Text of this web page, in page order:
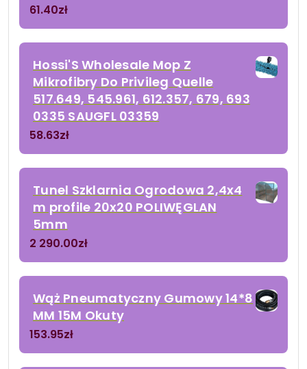
61.40zł
Hossi'S Wholesale Mop Z
Mikrofibry Do Privileg Quelle
517.649, 545.961, 612.357, 679, 693
0335 SAUGFL 03359
58.63zł
Tunel Szklarnia Ogrodowa 2,4x4
m profile 20x20 POLIWĘGLAN
5mm
2 290.00zł
Wąż Pneumatyczny Gumowy 14*8
MM 15M Okuty
153.95zł